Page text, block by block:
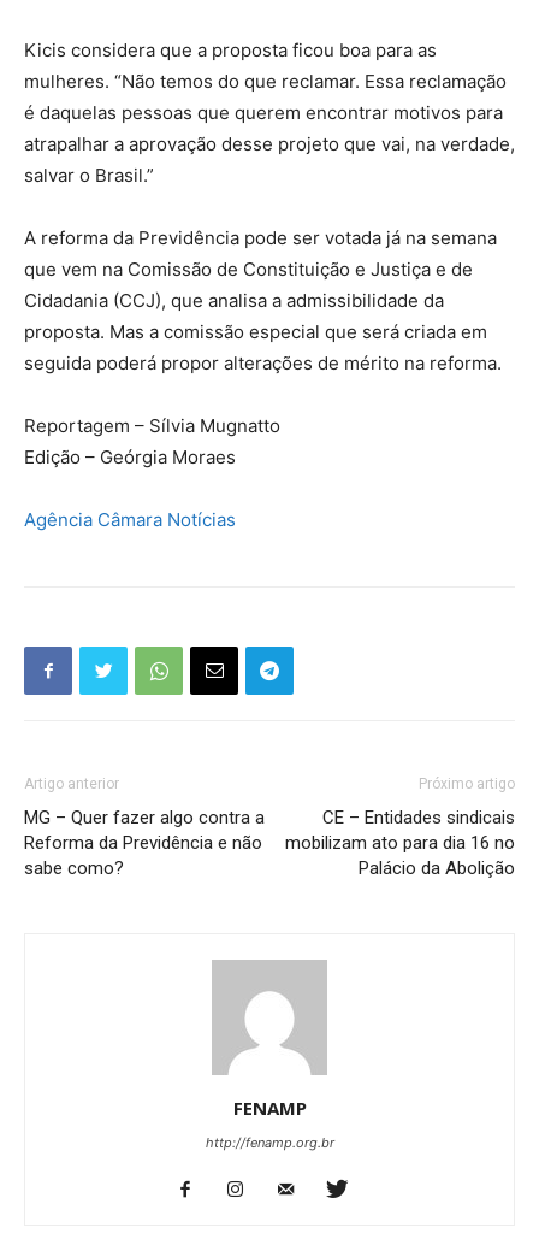
Kicis considera que a proposta ficou boa para as
mulheres. “Não temos do que reclamar. Essa reclamação
é daquelas pessoas que querem encontrar motivos para
atrapalhar a aprovação desse projeto que vai, na verdade,
salvar o Brasil.”
A reforma da Previdência pode ser votada já na semana
que vem na Comissão de Constituição e Justiça e de
Cidadania (CCJ), que analisa a admissibilidade da
proposta. Mas a comissão especial que será criada em
seguida poderá propor alterações de mérito na reforma.
Reportagem – Sílvia Mugnatto
Edição – Geórgia Moraes
Agência Câmara Notícias
Artigo anterior
MG – Quer fazer algo contra a
Reforma da Previdência e não
sabe como?
Próximo artigo
CE – Entidades sindicais
mobilizam ato para dia 16 no
Palácio da Abolição
FENAMP
http://fenamp.org.br